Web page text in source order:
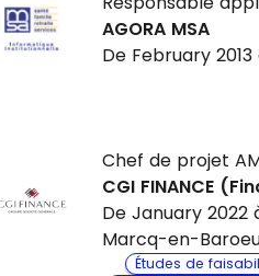
AGORA MSA
De February
Chef de projet
CGI FINANCE
De January 2022
Marcq-en-
Études de